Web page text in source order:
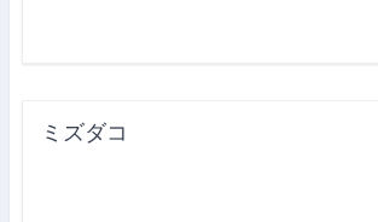
ミズダコ